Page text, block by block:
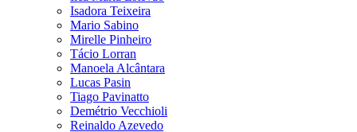
Isadora Teixeira
Mario Sabino
Mirelle Pinheiro
Tácio Lorran
Manoela Alcântara
Lucas Pasin
Tiago Pavinatto
Demétrio Vecchioli
Reinaldo Azevedo